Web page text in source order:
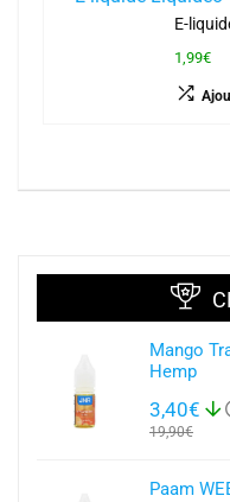
E-
1,99€
Mango
Hemp
3,40€
19,90€
Paam